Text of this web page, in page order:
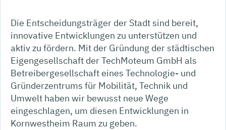
Die Entscheidungsträger der Stadt sind bereit,
innovative Entwicklungen zu unterstützen und
aktiv zu fördern. Mit der Gründung der städtischen
Eigengesellschaft der TechMoteum GmbH als
Betreibergesellschaft eines Technologie- und
Gründerzentrums für Mobilität, Technik und
Umwelt haben wir bewusst neue Wege
eingeschlagen, um diesen Entwicklungen in
Kornwestheim Raum zu geben.